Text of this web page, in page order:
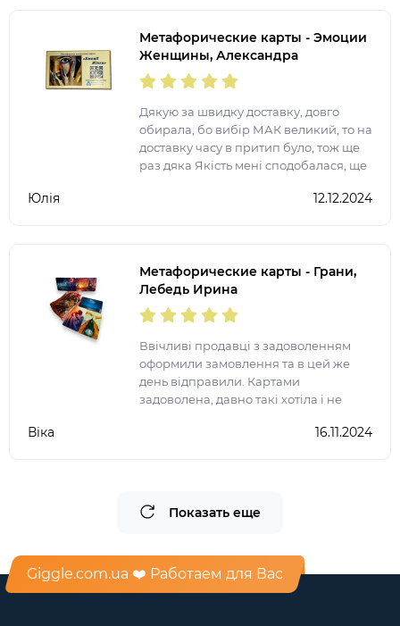
Метафорические карты - Эмоции
Женщины, Александра
Чередниченко (Украинская
версия)
Дякую за швидку доставку, довго
обирала, бо вибір МАК великий, то на
доставку часу в притип було, тож ще
раз дяка Якість мені сподобалася, ще
Юлія 12.12.2024
Метафорические карты - Грани,
Лебедь Ирина
Ввічливі продавці з задоволенням
оформили замовлення та в цей же
день відправили. Картами
задоволена, давно такі хотіла і не
відповідає дійсності. Зручні та
Віка 16.11.2024
Показать еще
Giggle.com.ua ❤️ Работаем для Вас